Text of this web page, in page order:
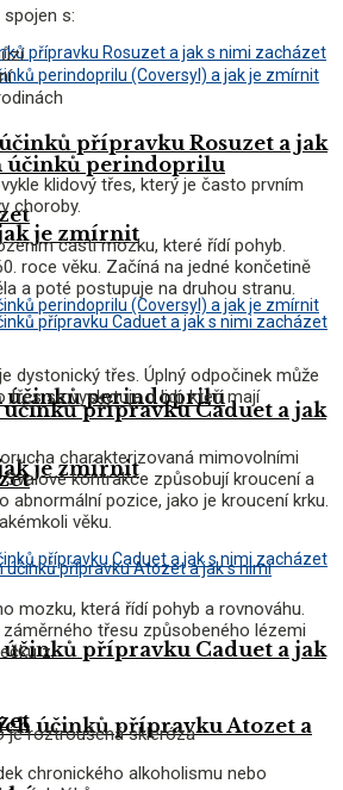
účinků perindoprilu
je zmírnit
účinků přípravku Caduet a jak
účinků přípravku Atozet a
přípravku Rosuzet a jak
účinků perindoprilu
je zmírnit
účinků přípravku Caduet a jak
spojen s:
klidový třes, který je často prvním
choroby.
částí mozku, které řídí pohyb.
roce věku. Začíná na jedné končetině
a poté postupuje na druhou stranu.
dystonický třes. Úplný odpočinek může
se vyskytuje u lidí, kteří mají
charakterizovaná mimovolními
kontrakce způsobují kroucení a
abnormální pozice, jako je kroucení krku.
věku.
mozku, která řídí pohyb a rovnováhu.
třesu způsobeného lézemi
z:
je roztroušená skleróza
chronického alkoholismu nebo